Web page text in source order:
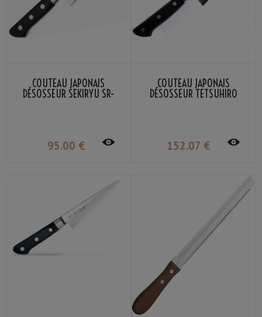
COUTEAU JAPONAIS
DÉSOSSEUR SEKIRYU SR-
95.00 €
COUTEAU JAPONAIS
DÉSOSSEUR TETSUHIRO
152.07 €